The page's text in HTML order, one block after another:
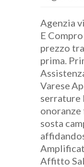
Agenzia
E
prezzo
prima.
Varese
serrature
sosta
Affitto